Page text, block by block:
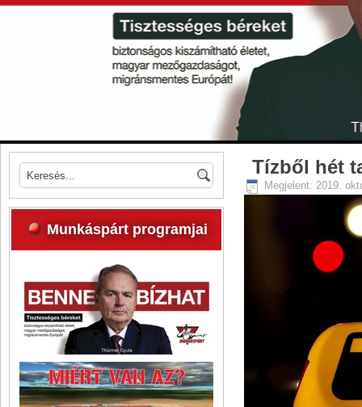
Munkáspárt programjai
Tízből hét
Megjelent: 2019.